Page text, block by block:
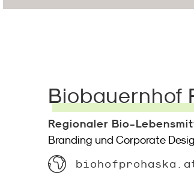
Biobauernhof
Regionaler Bio-
Branding und Corporate